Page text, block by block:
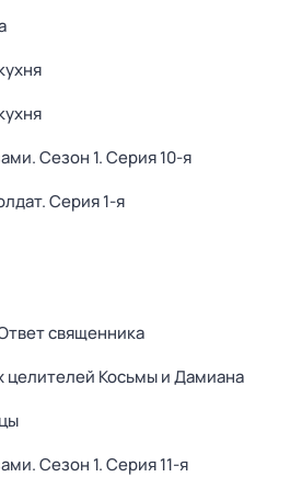
. Сезон 1. Серия 10-я
. Серия 1-я
священника
целителей Косьмы и Дамиана
. Сезон 1. Серия 11-я